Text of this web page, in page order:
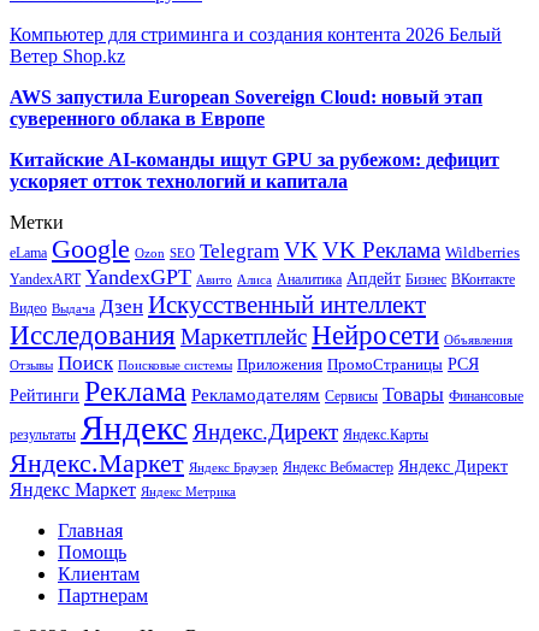
Компьютер для стриминга и создания контента 2026 Белый
Ветер Shop.kz
AWS запустила European Sovereign Cloud: новый этап
суверенного облака в Европе
Китайские AI-команды ищут GPU за рубежом: дефицит
ускоряет отток технологий и капитала
Метки
eLama Google Ozon SEO Telegram VK VK Реклама Wildberries
YandexART YandexGPT Авито Алиса Аналитика Апдейт Бизнес ВКонтакте
Видео Выдача Дзен Искусственный интеллект
Исследования МаркетплейсНейросети Объявления
Отзывы Поиск Поисковые системы Приложения ПромоСтраницы РСЯ
Рейтинги Реклама Рекламодателям Сервисы Товары Финансовые
результаты Яндекс Яндекс.Директ Яндекс.Карты
Яндекс.Маркет Яндекс Браузер Яндекс Вебмастер Яндекс Директ
Яндекс Маркет Яндекс Метрика
Главная
Помощь
Клиентам
Партнерам